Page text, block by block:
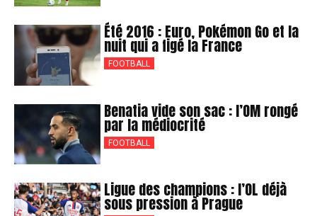
Été 2016 : Euro, Pokémon Go et la
nuit qui a figé la France
FOOTBALL
Benatia vide son sac : l’OM rongé
par la médiocrité
FOOTBALL
Ligue des champions : l’OL déjà
sous pression à Prague